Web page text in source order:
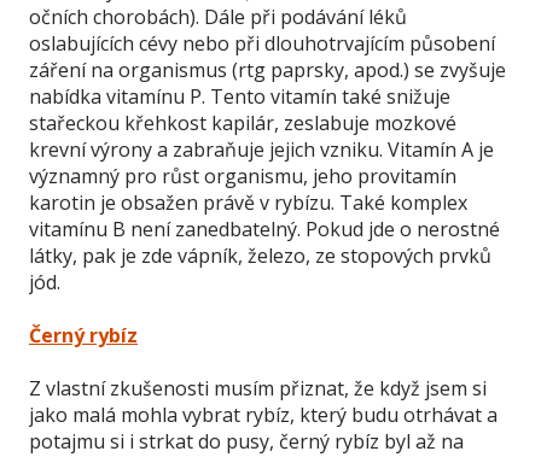
očních chorobách). Dále při podávání léků
oslabujících cévy nebo při dlouhotrvajícím působení
záření na organismus (rtg paprsky, apod.) se zvyšuje
nabídka vitamínu P. Tento vitamín také snižuje
stařeckou křehkost kapilár, zeslabuje mozkové
krevní výrony a zabraňuje jejich vzniku. Vitamín A je
významný pro růst organismu, jeho provitamín
karotin je obsažen právě v rybízu. Také komplex
vitamínu B není zanedbatelný. Pokud jde o nerostné
látky, pak je zde vápník, železo, ze stopových prvků
jód.
Černý rybíz
Z vlastní zkušenosti musím přiznat, že když jsem si
jako malá mohla vybrat rybíz, který budu otrhávat a
potajmu si i strkat do pusy, černý rybíz byl až na